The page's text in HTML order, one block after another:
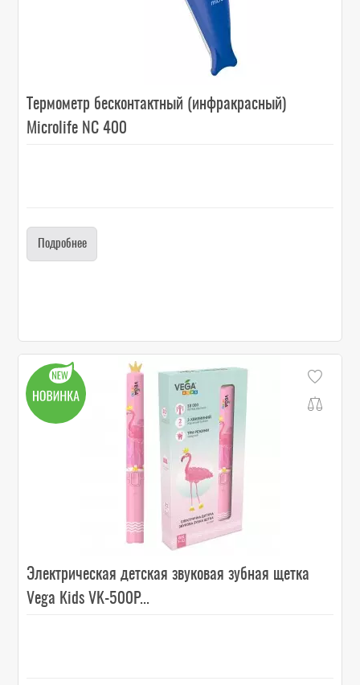
Термометр бесконтактный (инфракрасный)
Microlife NC 400
Подробнее
Электрическая детская звуковая зубная щетка
Vega Kids VK-500P...